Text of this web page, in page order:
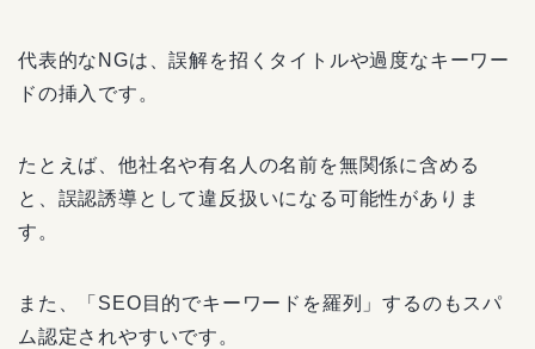
代表的なNGは、誤解を招くタイトルや過度なキーワー
ドの挿入です。
たとえば、他社名や有名人の名前を無関係に含める
と、誤認誘導として違反扱いになる可能性がありま
す。
また、「SEO目的でキーワードを羅列」するのもスパ
ム認定されやすいです。